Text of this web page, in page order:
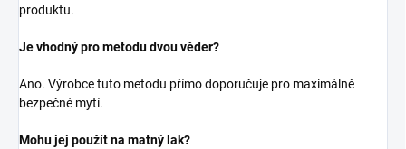
produktu.
Je vhodný pro metodu dvou věder?
Ano. Výrobce tuto metodu přímo doporučuje pro maximálně
bezpečné mytí.
Mohu jej použít na matný lak?